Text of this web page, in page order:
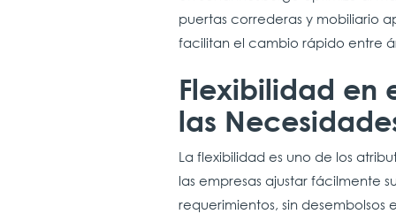
puertas correderas y mobiliario
facilitan el cambio rápido entre
Flexibilidad en
las
La flexibilidad es uno de los
las empresas ajustar fácilmente
requerimientos, sin